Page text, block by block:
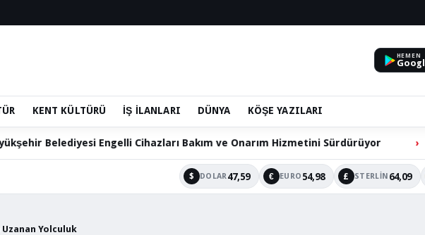
HEMEN
KENT KÜLTÜRÜ İŞ İLANLARI DÜNYA KÖŞE YAZILARI
Cihazları Bakım ve Onarım Hizmetini Sürdürüyor 60 Bin Hacılarlının
$ DOLAR47,59 € EURO 54,98 £ STERLIN 64,09
Uzanan Yolculuk